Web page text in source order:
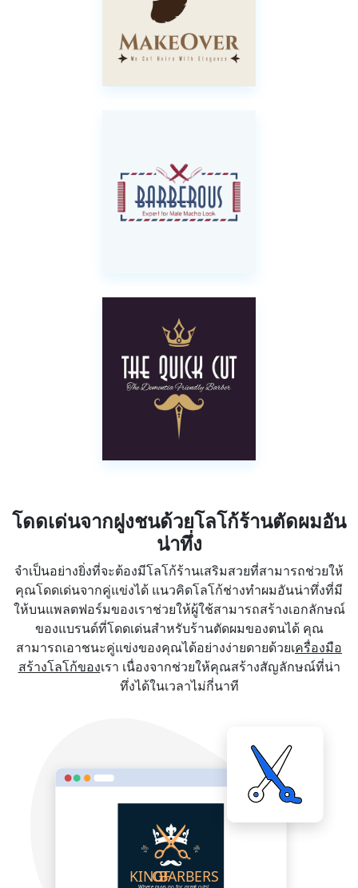
โดดเด่นจากฝูงชนด้วยโลโก้ร้านตัดผมอัน
น่าทึ่ง
จำเป็นอย่างยิ่งที่จะต้องมีโลโก้ร้านเสริมสวยที่สามารถช่วยให้
คุณโดดเด่นจากคู่แข่งได้ แนวคิดโลโก้ช่างทำผมอันน่าทึ่งที่มี
ให้บนแพลตฟอร์มของเราช่วยให้ผู้ใช้สามารถสร้างเอกลักษณ์
ของแบรนด์ที่โดดเด่นสำหรับร้านตัดผมของตนได้ คุณ
สามารถเอาชนะคู่แข่งของคุณได้อย่างง่ายดายด้วยเครื่องมือ
สร้างโลโก้ของเรา เนื่องจากช่วยให้คุณสร้างสัญลักษณ์ที่น่า
ทึ่งได้ในเวลาไม่กี่นาที